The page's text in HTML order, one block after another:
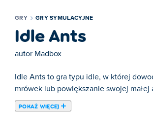
GRY GRY SYMULACYJNE
Idle Ants
autor Madbox
Idle Ants to gra typu idle, w której
mrówek lub powiększanie swojej
POKAŻ WIĘCEJ
Ants jest jedną z naszych ulubionych